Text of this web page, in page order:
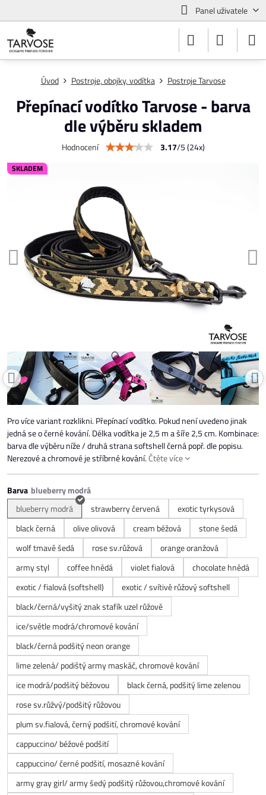
Panel uživatele
SKLADEM
Úvod Postroje, obojky, vodítka Postroje Tarvose
Přepínací vodítko Tarvose - barva
dle výběru skladem
Hodnocení 3.17/5(24x)
Pro více variant rozklikni. Přepínací vodítko. Pokud není uvedeno jinak
jedná se o černé kování. Délka vodítka je 2,5 m a šíře 2,5 cm. Kombinace:
barva dle výběru níže / druhá strana softshell černá popř. dle popisu.
Nerezové a chromové je stříbrné kování.Čtěte více
Barva
blueberry modrá
strawberry červená
exotic tyrkysová
black černá
olive olivová cream béžová
stone šedá
wolf tmavě šedá
rose sv.růžová
orange oranžová
army styl
coffee hnědá violet fialová
chocolate hnědá
exotic / fialová (softshell)
exotic / svítivě růžový softshell
black/černá/vyšitý znak stafík uzel růžově
ice/světle modrá/chromové kování
black/černá podšitý neon orange
lime zelená/ podištý army maskáč, chromové kování
ice modrá/podšitý béžovou
black černá, podšitý lime zelenou
rose sv.růžvý/podšitý růžovou
plum sv.fialová, černý podšití, chromové kování
cappuccino/ béžové podšití
cappuccino/ černé podšití, mosazné kování
army gray girl/ army šedý podšitý růžovou,chromové kování